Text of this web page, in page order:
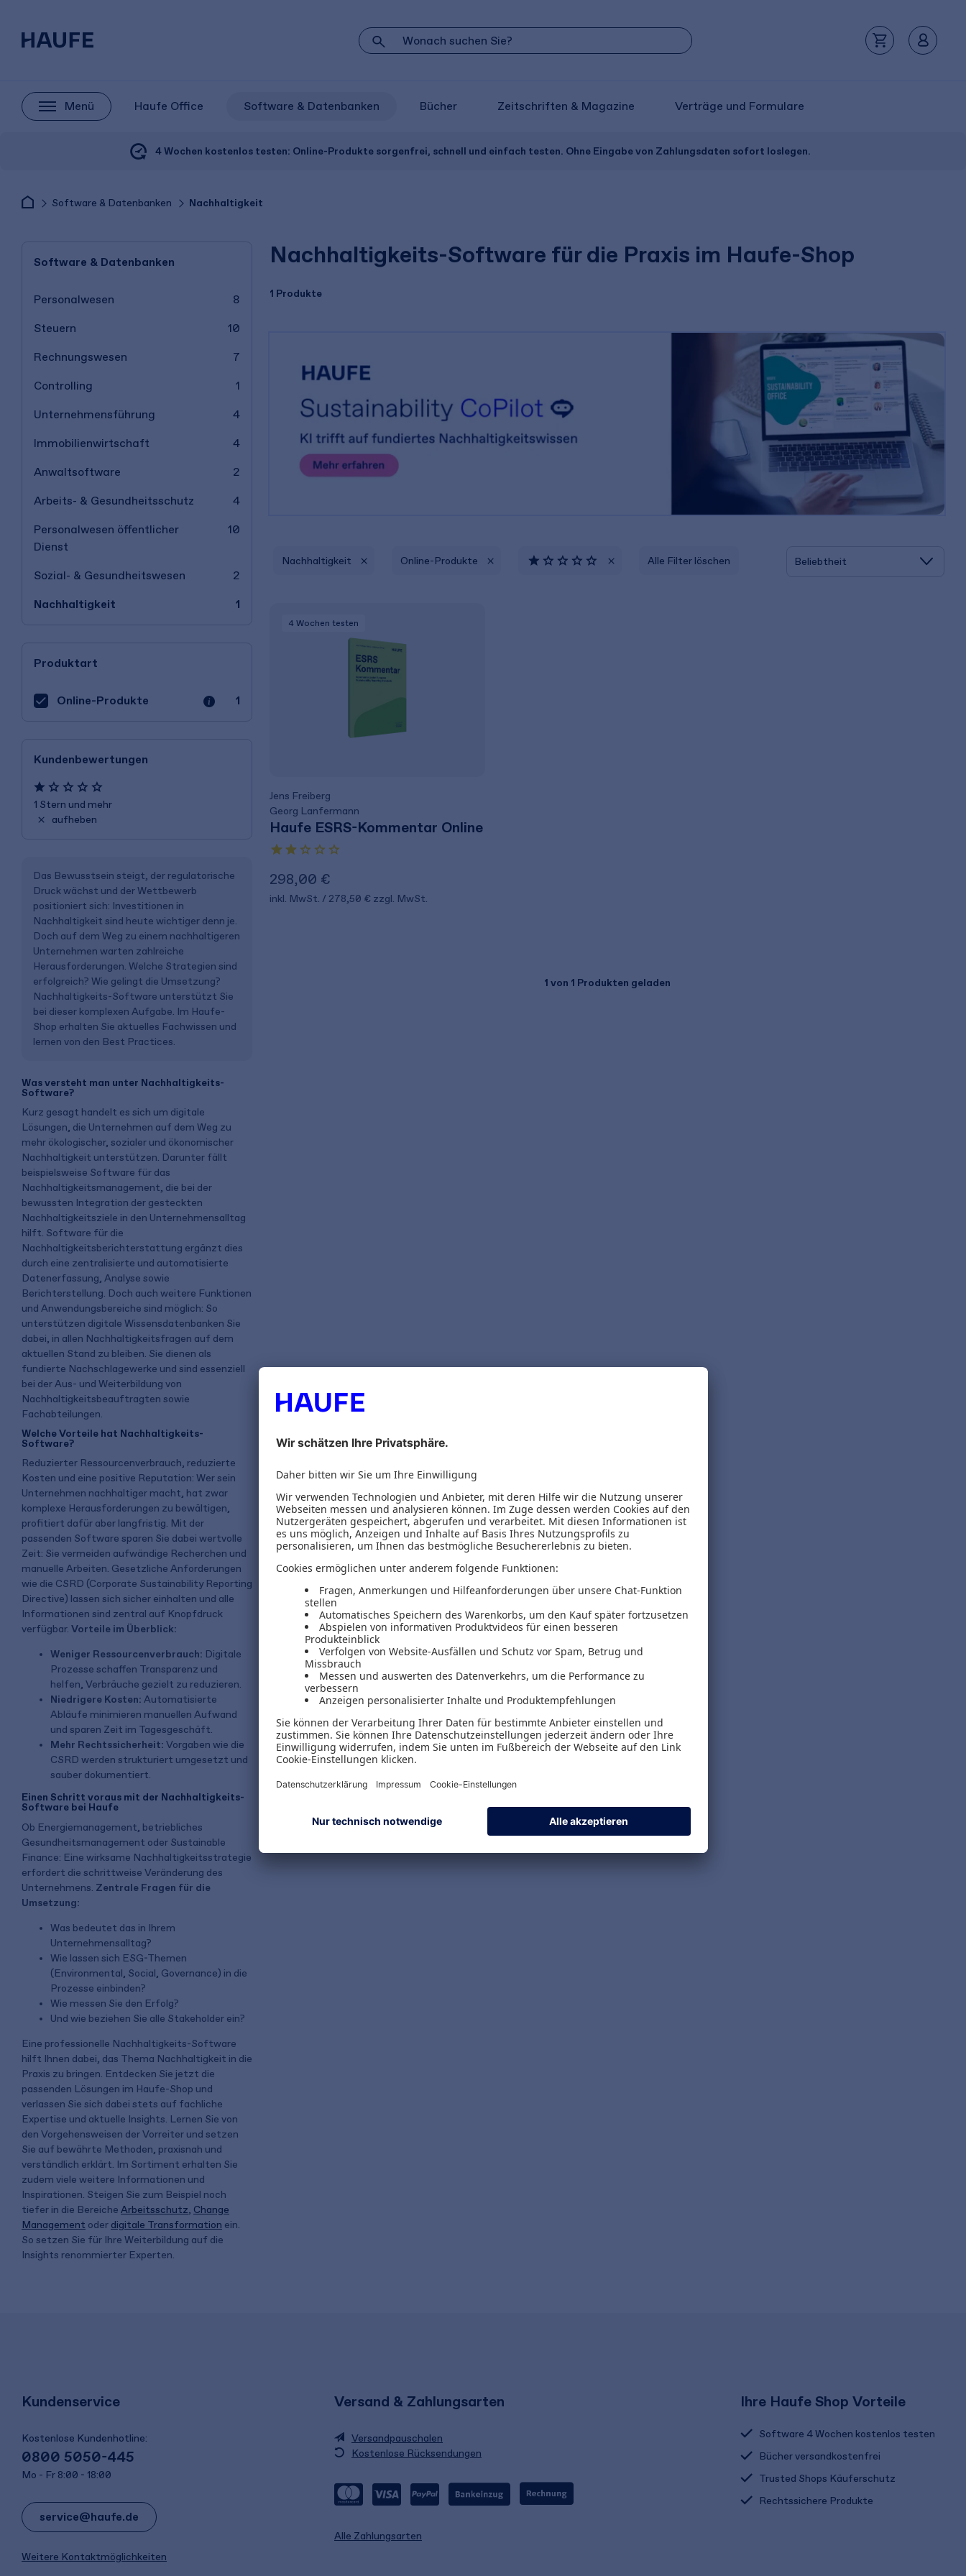
Menü Haufe Office Software & Datenbanken Bücher Zeitschriften & Magazine Verträge und Formulare
4 Wochen kostenlos testen: Online-Produkte sorgenfrei, schnell und einfach testen. Ohne Eingabe von Zahlungsdaten sofort loslegen.
Software & Datenbanken Nachhaltigkeit
Nachhaltigkeits-Software für die Praxis im Haufe-Shop
1 Produkte
Software & Datenbanken
Personalwesen 8
Steuern 10
Rechnungswesen 7
Controlling 1
Unternehmensführung 4
Immobilienwirtschaft 4
Anwaltsoftware 2
Arbeits- & Gesundheitsschutz 4
Personalwesen öffentlicher
Dienst
10
Sozial- & Gesundheitswesen 2
Nachhaltigkeit 1
Produktart
Online-Produkte 1
Kundenbewertungen
1 Stern und mehr
aufheben
Nachhaltigkeit Online-Produkte Alle Filter löschen
4 Wochen testen
Jens Freiberg
Georg Lanfermann
Haufe ESRS-Kommentar Online
298,00 €
inkl. MwSt. 278,50 € zzgl. MwSt.
1 von 1 Produkten geladen
Das Bewusstsein steigt, der regulatorische
Druck wächst und der Wettbewerb
positioniert sich: Investitionen in
Nachhaltigkeit sind heute wichtiger denn je.
Doch auf dem Weg zu einem nachhaltigeren
Unternehmen warten zahlreiche
Herausforderungen. Welche Strategien sind
erfolgreich? Wie gelingt die Umsetzung?
Nachhaltigkeits-Software unterstützt Sie
bei dieser komplexen Aufgabe. Im Haufe-
Shop erhalten Sie aktuelles Fachwissen und
lernen von den Best Practices.
Was versteht man unter Nachhaltigkeits-
Software?
Kurz gesagt handelt es sich um digitale
Lösungen, die Unternehmen auf dem Weg zu
mehr ökologischer, sozialer und ökonomischer
Nachhaltigkeit unterstützen. Darunter fällt
beispielsweise Software für das
Nachhaltigkeitsmanagement, die bei der
bewussten Integration der gesteckten
Nachhaltigkeitsziele in den Unternehmensalltag
hilft. Software für die
Nachhaltigkeitsberichterstattung ergänzt dies
durch eine zentralisierte und automatisierte
Datenerfassung, Analyse sowie
Berichterstellung. Doch auch weitere Funktionen
und Anwendungsbereiche sind möglich: So
unterstützen digitale Wissensdatenbanken Sie
dabei, in allen Nachhaltigkeitsfragen auf dem
aktuellen Stand zu bleiben. Sie dienen als
fundierte Nachschlagewerke und sind essenziell
bei der Aus- und Weiterbildung von
Nachhaltigkeitsbeauftragten sowie
Fachabteilungen.
Welche Vorteile hat Nachhaltigkeits-
Software?
Reduzierter Ressourcenverbrauch, reduzierte
Kosten und eine positive Reputation: Wer sein
Unternehmen nachhaltiger macht, hat zwar
komplexe Herausforderungen zu bewältigen,
profitiert dafür aber langfristig. Mit der
passenden Software sparen Sie dabei wertvolle
Zeit: Sie vermeiden aufwändige Recherchen und
manuelle Arbeiten. Gesetzliche Anforderungen
wie die CSRD (Corporate Sustainability Reporting
Directive) lassen sich sicher einhalten und alle
Informationen sind zentral auf Knopfdruck
verfügbar. Vorteile im Überblick:
Weniger Ressourcenverbrauch: Digitale
Prozesse schaffen Transparenz und
helfen, Verbräuche gezielt zu reduzieren.
Niedrigere Kosten: Automatisierte
Abläufe minimieren manuellen Aufwand
und sparen Zeit im Tagesgeschäft.
Mehr Rechtssicherheit: Vorgaben wie die
CSRD werden strukturiert umgesetzt und
sauber dokumentiert.
Einen Schritt voraus mit der Nachhaltigkeits-
Software bei Haufe
Ob Energiemanagement, betriebliches
Gesundheitsmanagement oder Sustainable
Finance: Eine wirksame Nachhaltigkeitsstrategie
erfordert die schrittweise Veränderung des
Unternehmens. Zentrale Fragen für die
Umsetzung:
Was bedeutet das in Ihrem
Unternehmensalltag?
Wie lassen sich ESG-Themen
(Environmental, Social, Governance) in die
Prozesse einbinden?
Wie messen Sie den Erfolg?
Und wie beziehen Sie alle Stakeholder ein?
Eine professionelle Nachhaltigkeits-Software
hilft Ihnen dabei, das Thema Nachhaltigkeit in die
Praxis zu bringen. Entdecken Sie jetzt die
passenden Lösungen im Haufe-Shop und
verlassen Sie sich dabei stets auf fachliche
Expertise und aktuelle Insights. Lernen Sie von
den Vorgehensweisen der Vorreiter und setzen
Sie auf bewährte Methoden, praxisnah und
verständlich erklärt. Im Sortiment erhalten Sie
zudem viele weitere Informationen und
Inspirationen. Steigen Sie zum Beispiel noch
tiefer in die Bereiche Arbeitsschutz, Change
Management oder digitale Transformation ein.
So setzen Sie für Ihre Weiterbildung auf die
Insights renommierter Experten.
Kundenservice
Kostenlose Kundenhotline:
0800 5050-445
Mo - Fr 8:00 - 18:00
service@haufe.de
Weitere Kontaktmöglichkeiten
Versand & Zahlungsarten
Versandpauschalen
Kostenlose Rücksendungen
Alle Zahlungsarten
Ihre Haufe Shop Vorteile
Software 4 Wochen kostenlos testen
Bücher versandkostenfrei
Trusted Shops Käuferschutz
Rechtssichere Produkte